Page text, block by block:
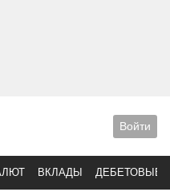
Войти
ВКЛАДЫ ДЕБЕТОВЫЕ